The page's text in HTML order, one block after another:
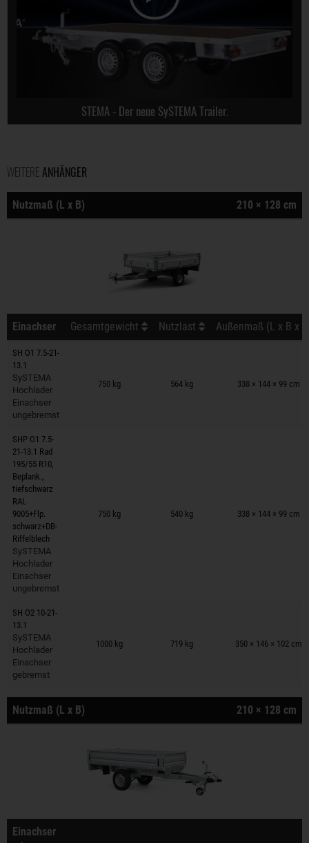
STEMA - Der neue SySTEMA Trailer.
WEITERE ANHÄNGER
Nutzmaß (L x B) 210 × 128 cm
Einachser Gesamtgewicht Nutzlast Außenmaß (L x B x
SH O1 7.5-21-
13.1
SySTEMA
Hochlader
Einachser
ungebremst
750 kg 564 kg 338 × 144 × 99 cm
Anhänger auf Merkzettel
SHP O1 7.5-
21-13.1 Rad
195/55 R10,
Beplank.,
tiefschwarz
RAL
9005+Flp.
schwarz+DB-
Riffelblech
SySTEMA
Hochlader
Einachser
ungebremst
750 kg 540 kg 338 × 144 × 99 cm
Anhänger auf Merkzettel
SH O2 10-21-
13.1
SySTEMA
Hochlader
Einachser
gebremst
1000 kg 719 kg 350 × 146 × 102 cm
Anhänger auf Merkzettel
Nutzmaß (L x B) 210 × 128 cm
Einachser